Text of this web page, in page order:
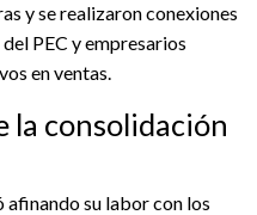
y se realizaron conexiones
PEC y empresarios
en ventas.
la consolidación
afinando su labor con los